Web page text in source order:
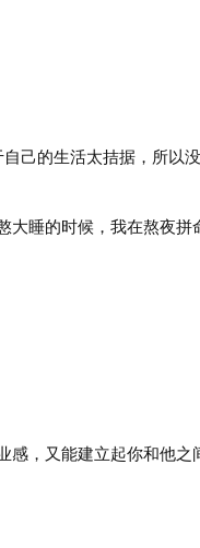
己的生活太拮据，所以
睡的时候，我在熬夜拼
，又能建立起你和他之